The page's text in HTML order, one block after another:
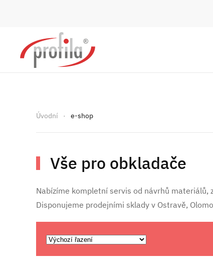
Úvodní e-shop
Vše pro obkladače
Nabízíme kompletní servis od návrhů
Disponujeme prodejními sklady v Ostravě,